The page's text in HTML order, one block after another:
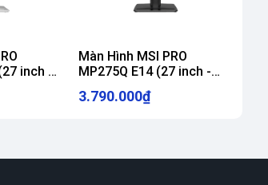
inch -
- 1ms -
Màn Hình MSI PRO
MP275Q E14 (27 inch -
IPS - 2K - 144Hz - 1ms -
speaker)
3.790.000₫